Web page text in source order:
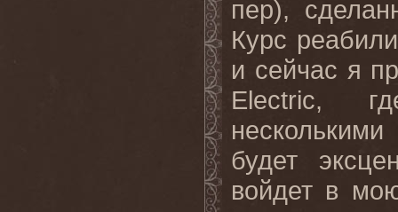
пер),
Курс
и сейчас я
Electric,
будет
войдет в